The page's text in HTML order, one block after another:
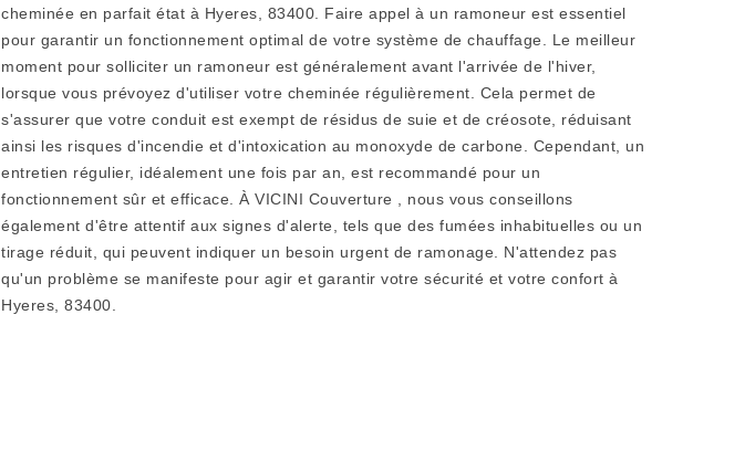
cheminée en parfait état à Hyeres, 83400. Faire appel à un ramoneur est essentiel
pour garantir un fonctionnement optimal de votre système de chauffage. Le meilleur
moment pour solliciter un ramoneur est généralement avant l'arrivée de l'hiver,
lorsque vous prévoyez d'utiliser votre cheminée régulièrement. Cela permet de
s'assurer que votre conduit est exempt de résidus de suie et de créosote, réduisant
ainsi les risques d'incendie et d'intoxication au monoxyde de carbone. Cependant, un
entretien régulier, idéalement une fois par an, est recommandé pour un
fonctionnement sûr et efficace. À VICINI Couverture , nous vous conseillons
également d'être attentif aux signes d'alerte, tels que des fumées inhabituelles ou un
tirage réduit, qui peuvent indiquer un besoin urgent de ramonage. N'attendez pas
qu'un problème se manifeste pour agir et garantir votre sécurité et votre confort à
Hyeres, 83400.